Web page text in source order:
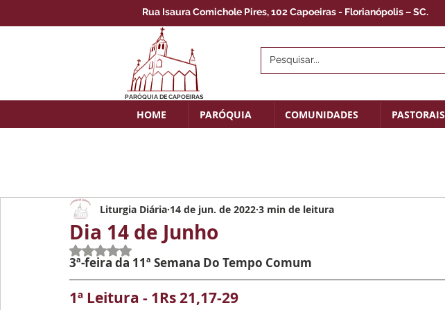
Rua Isaura Comichole Pires, 102 Capoeiras - Florianópolis – SC.
PARÓQUIA DE CAPOEIRAS
HOME PARÓQUIA COMUNIDADES PASTORAIS
Dia 14 de Junho
Liturgia Diária 14 de jun. de 2022 3 min de leitura
Avaliado com NaN de 5 estrelas.
3ª-feira da 11ª Semana Do Tempo Comum
1ª Leitura - 1Rs 21,17-29